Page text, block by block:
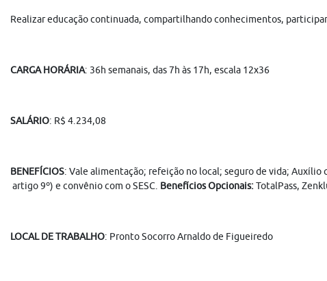
Realizar educação continuada, compartilhando conhecimentos,
CARGA HORÁRIA: 36h semanais, das 7h às 17h, escala 12x36
SALÁRIO: R$ 4.234,08
BENEFÍCIOS: Vale alimentação; refeição no local; seguro de vida;
artigo 9º) e convênio com o SESC. Benefícios Opcionais:TotalPass,
LOCAL DE TRABALHO: Pronto Socorro Arnaldo de Figueiredo